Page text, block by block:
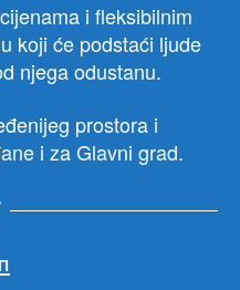
i fleksibilnim
koji će podstaći ljude
njega odustanu.
prostora i
i za Glavni grad.